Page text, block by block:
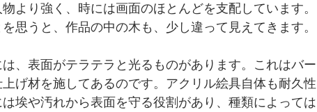
より強く、時には画面のほとんどを支配しています。
思うと、作品の中の木も、少し違って見えてきます。
、表面がテラテラと光るものがあります。これはバー
げ材を施してあるのです。アクリル絵具自体も耐久性
埃や汚れから表面を守る役割があり、種類によっては